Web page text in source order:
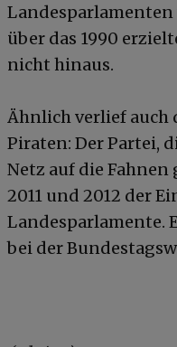
über das 1990
nicht hinaus.
Ähnlich verlief
Piraten: Der Partei,
Netz auf die
2011 und 2012 der
Landesparlamente.
bei der